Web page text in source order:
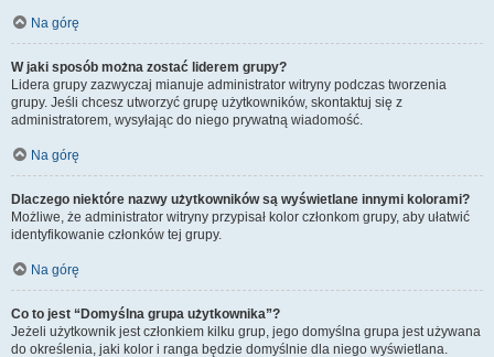
Na górę
W jaki sposób można zostać liderem grupy?
Lidera grupy zazwyczaj mianuje administrator witryny podczas tworzenia
grupy. Jeśli chcesz utworzyć grupę użytkowników, skontaktuj się z
administratorem, wysyłając do niego prywatną wiadomość.
Na górę
Dlaczego niektóre nazwy użytkowników są wyświetlane innymi kolorami?
Możliwe, że administrator witryny przypisał kolor członkom grupy, aby ułatwić
identyfikowanie członków tej grupy.
Na górę
Co to jest “Domyślna grupa użytkownika”?
Jeżeli użytkownik jest członkiem kilku grup, jego domyślna grupa jest używana
do określenia, jaki kolor i ranga będzie domyślnie dla niego wyświetlana.